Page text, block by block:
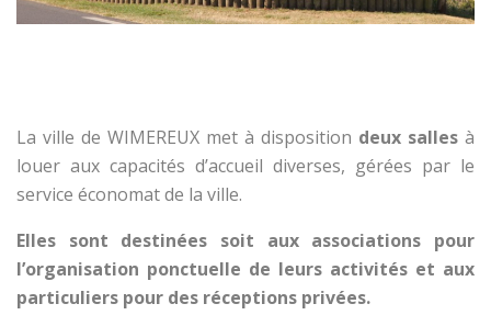
La ville de WIMEREUX met à disposition deux salles à
louer aux capacités d’accueil diverses, gérées par le
service économat de la ville.
Elles sont destinées soit aux associations pour
l’organisation ponctuelle de leurs activités et aux
particuliers pour des réceptions privées.